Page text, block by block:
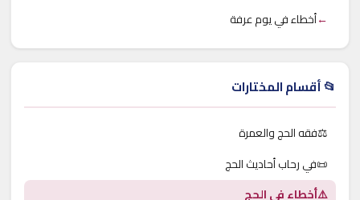
←أخطاء في يوم عرفة
📂 أقسام المختارات
⚖️فقه الحج والعمرة
📜في رحاب أحاديث الحج
⚠️أخطاء في الحج